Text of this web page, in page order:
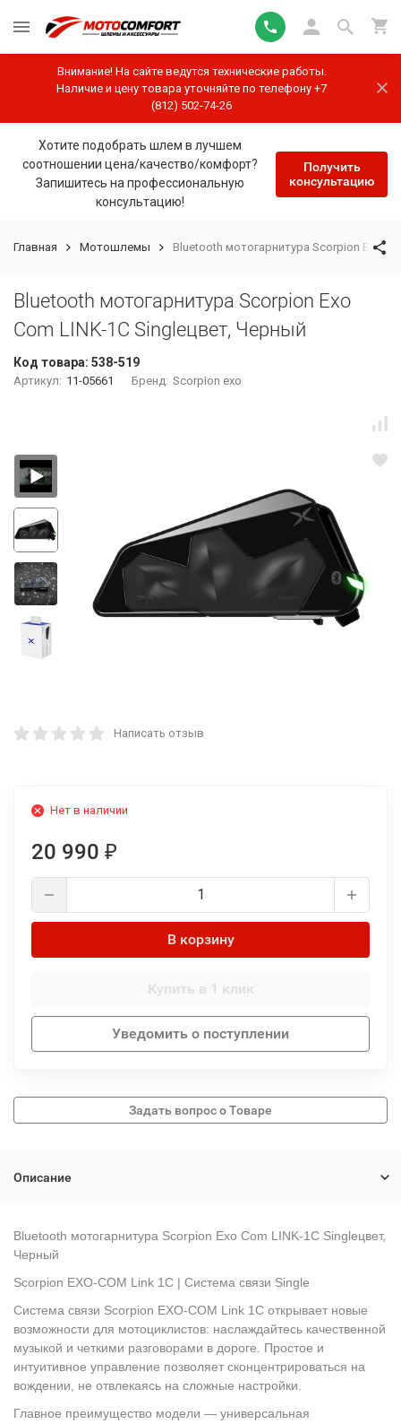
Внимание! На сайте ведутся технические работы.
Наличие и цену товара уточняйте по телефону +7
(812) 502-74-26
Хотите подобрать шлем в лучшем
соотношении цена/качество/комфорт?
Запишитесь на профессиональную
консультацию!
Получить
консультацию
Главная Мотошлемы Bluetooth мотогарнитура Scorpion Exo
Bluetooth мотогарнитура Scorpion Exo
Com LINK-1C Singleцвет, Черный
Код товара: 538-519
Артикул: 11-05661 Бренд: Scorpion exo
Написать отзыв
Нет в наличии
20 990 ₽
В корзину
Купить в 1 клик
Уведомить о поступлении
Описание
Bluetooth мотогарнитура Scorpion Exo Com LINK-1C Singleцвет,
Черный
Scorpion EXO-COM Link 1C | Система связи Single
Система связи Scorpion EXO-COM Link 1C открывает новые
возможности для мотоциклистов: наслаждайтесь качественной
музыкой и четкими разговорами в дороге. Простое и
интуитивное управление позволяет сконцентрироваться на
вождении, не отвлекаясь на сложные настройки.
Главное преимущество модели — универсальная